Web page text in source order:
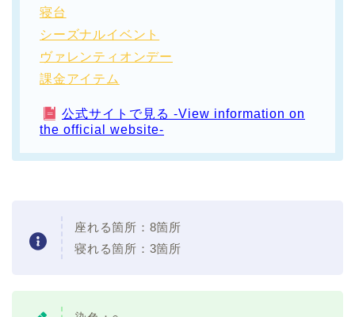
寝台
シーズナルイベント
ヴァレンティオンデー
課金アイテム
公式サイトで見る -View information on
the official website-
座れる箇所：8箇所
寝れる箇所：3箇所